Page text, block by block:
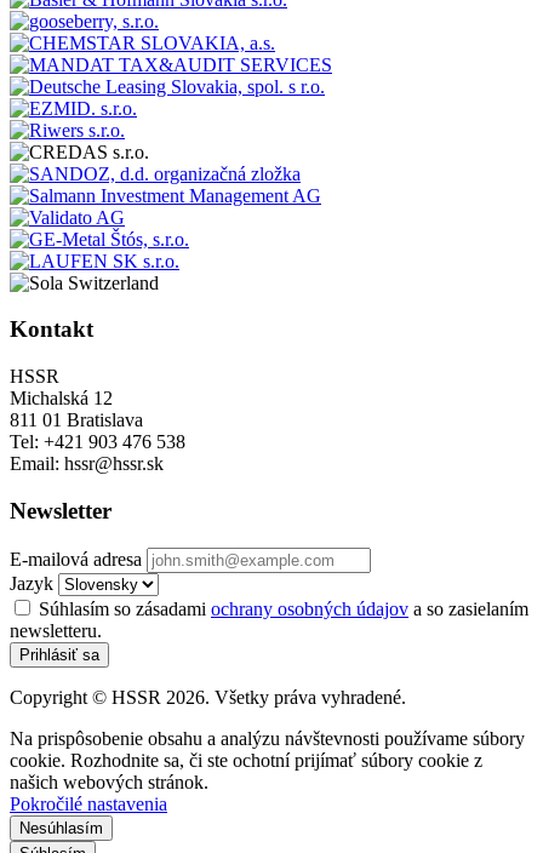
Kontakt
HSSR
Michalská 12
811 01 Bratislava
Tel: +421 903 476 538
Email: hssr@hssr.sk
Newsletter
E-mailová adresa
Jazyk
Súhlasím so zásadami ochrany osobných údajov a so zasielaním
newsletteru.
Prihlásiť sa
Copyright © HSSR 2026. Všetky práva vyhradené.
Na prispôsobenie obsahu a analýzu návštevnosti používame súbory
cookie. Rozhodnite sa, či ste ochotní prijímať súbory cookie z
našich webových stránok.
Pokročilé nastavenia
Nesúhlasím